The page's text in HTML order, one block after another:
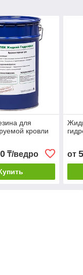
для
кровли
₸/ведро от